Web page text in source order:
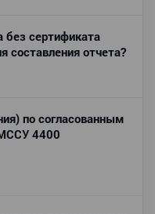
сертификата
составления отчета?
по согласованным
4400